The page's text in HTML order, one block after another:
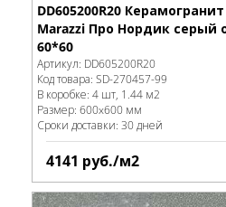
DD605200R20
Marazzi Про Нордик серый
60*60
Артикул: DD605200R20
Код товара: SD-270457-99
В коробке: 4 шт, 1.44 м2
Размер: 600x600 мм
Сроки доставки: 30 дней
4141 руб./м2